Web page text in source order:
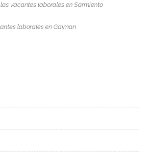
vacantes laborales en Sarmiento
laborales en Gaiman